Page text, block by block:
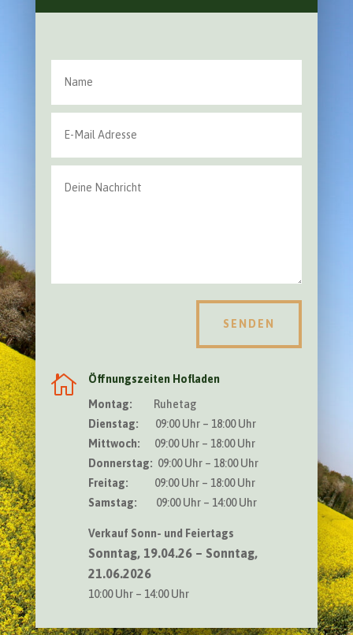
SENDEN

Öffnungszeiten Hofladen
Montag: Ruhetag
Dienstag: 09:00 Uhr – 18:00 Uhr
Mittwoch: 09:00 Uhr – 18:00 Uhr
Donnerstag: 09:00 Uhr – 18:00 Uhr
Freitag: 09:00 Uhr – 18:00 Uhr
Samstag: 09:00 Uhr – 14:00 Uhr
Verkauf Sonn- und Feiertags
Sonntag, 19.04.26 – Sonntag,
21.06.2026
10:00 Uhr – 14:00 Uhr